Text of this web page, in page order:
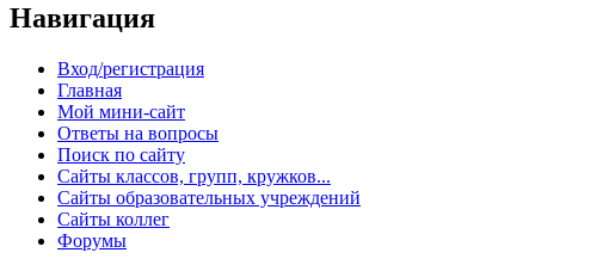
Навигация
Вход/регистрация
Главная
Мой мини-сайт
Ответы на вопросы
Поиск по сайту
Сайты классов, групп, кружков...
Сайты образовательных учреждений
Сайты коллег
Форумы